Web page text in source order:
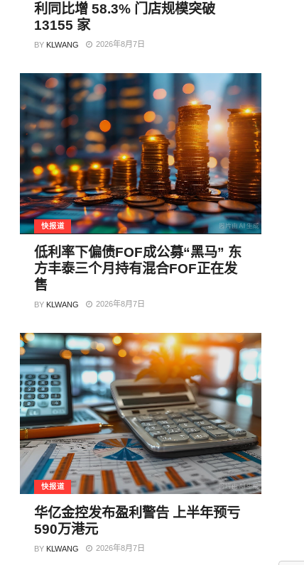
利同比增 58.3% 门店规模突破
13155 家
BY KLWANG 2026年8月7日
快报道
低利率下偏债FOF成公募“黑马” 东
方丰泰三个月持有混合FOF正在发
售
BY KLWANG 2026年8月7日
快报道
华亿金控发布盈利警告 上半年预亏
590万港元
BY KLWANG 2026年8月7日